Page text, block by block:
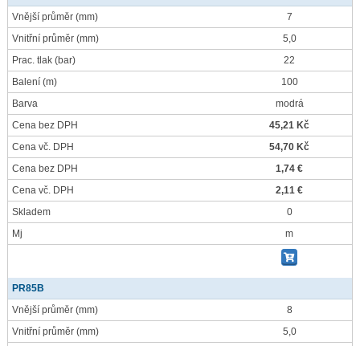
Vnější průměr (mm)
7
Vnitřní průměr (mm)
5,0
Prac. tlak (bar)
22
Balení (m)
100
Barva
modrá
Cena bez DPH
45,21 Kč
Cena vč. DPH
54,70 Kč
Cena bez DPH
1,74 €
Cena vč. DPH
2,11 €
Skladem
0
Mj
m
PR85B
Vnější průměr (mm)
8
Vnitřní průměr (mm) 5,0